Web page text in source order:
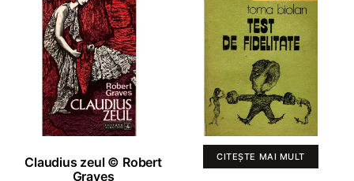
ADAUGĂ ÎN COȘ
Claudius zeul © Robert
Graves
CITEȘTE MAI MULT